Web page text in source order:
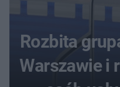
Rozbita
Warszawie i